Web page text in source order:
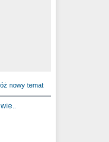
nowy temat